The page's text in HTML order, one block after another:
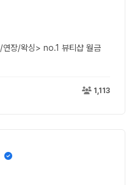
장/왁싱> no.1 뷰티샵 월금
1,113